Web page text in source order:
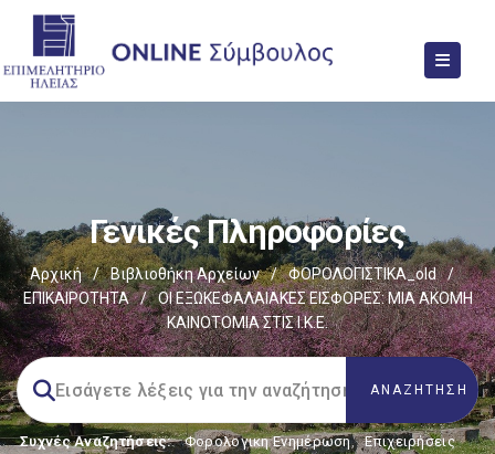
Γενικές Πληροφορίες
Αρχική / Βιβλιοθήκη Αρχείων / ΦΟΡΟΛΟΓΙΣΤΙΚΑ_old
/
ΕΠΙΚΑΙΡΟΤΗΤΑ
/
ΟΙ ΕΞΩΚΕΦΑΛΑΙΑΚΕΣ ΕΙΣΦΟΡΕΣ: ΜΙΑ ΑΚΟΜΗ
ΚΑΙΝΟΤΟΜΙΑ ΣΤΙΣ Ι.Κ.Ε.
Συχνές Αναζητήσεις: Φορολογικη Ενημέρωση, Επιχειρήσεις